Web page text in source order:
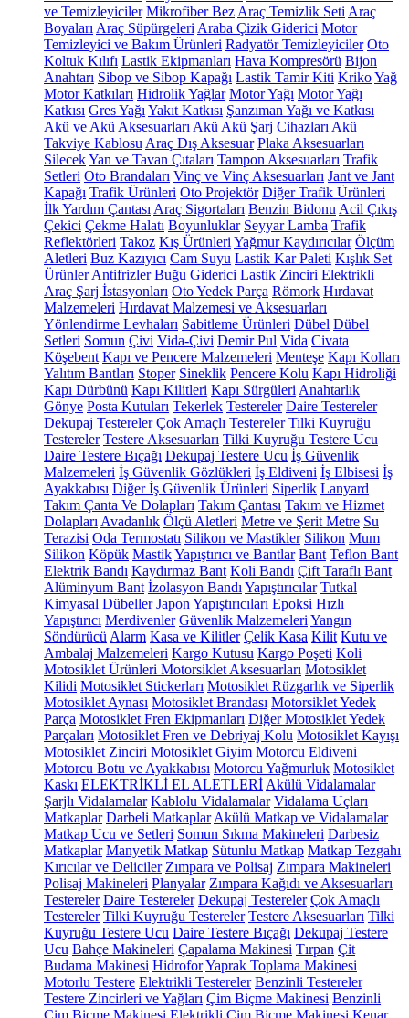
ve Temizleyiciler Mikrofiber Bez Araç Temizlik Seti Araç
Boyaları Araç Süpürgeleri Araba Çizik Giderici Motor
Temizleyici ve Bakım Ürünleri Radyatör Temizleyiciler Oto
Koltuk Kılıfı Lastik Ekipmanları Hava Kompresörü Bijon
Anahtarı Sibop ve Sibop Kapağı Lastik Tamir Kiti KrikoYağ
Motor Katkıları Hidrolik Yağlar Motor Yağı Motor Yağı
Katkısı Gres Yağı Yakıt Katkısı Şanzıman Yağı ve Katkısı
Akü ve Akü Aksesuarları Akü Akü Şarj Cihazları Akü
Takviye Kablosu Araç Dış Aksesuar Plaka Aksesuarları
SilecekYan ve Tavan Çıtaları Tampon Aksesuarları Trafik
Setleri Oto Brandaları Vinç ve Vinç Aksesuarları Jant ve Jant
Kapağı Trafik Ürünleri Oto Projektör Diğer Trafik Ürünleri
İlk Yardım Çantası Araç Sigortaları Benzin Bidonu Acil Çıkış
Çekici Çekme Halatı Boyunluklar Seyyar Lamba Trafik
Reflektörleri Takoz Kış Ürünleri Yağmur Kaydırıcılar Ölçüm
Aletleri Buz Kazıyıcı Cam Suyu Lastik Kar Paleti Kışlık Set
Ürünler Antifrizler Buğu Giderici Lastik Zinciri Elektrikli
Araç Şarj İstasyonları Oto Yedek Parça Römork Hırdavat
Malzemeleri Hırdavat Malzemesi ve Aksesuarları
Yönlendirme Levhaları Sabitleme Ürünleri Dübel Dübel
Setleri Somun Çivi Vida-Çivi Demir Pul Vida Civata
Köşebent Kapı ve Pencere Malzemeleri Menteşe Kapı Kolları
Yalıtım Bantları Stoper Sineklik Pencere Kolu Kapı Hidroliği
Kapı Dürbünü Kapı Kilitleri Kapı Sürgüleri Anahtarlık
Gönye Posta Kutuları Tekerlek Testereler Daire Testereler
Dekupaj Testereler Çok Amaçlı Testereler Tilki Kuyruğu
Testereler Testere Aksesuarları Tilki Kuyruğu Testere Ucu
Daire Testere Bıçağı Dekupaj Testere Ucu İş Güvenlik
Malzemeleri İş Güvenlik Gözlükleri İş Eldiveni İş Elbisesi İş
Ayakkabısı Diğer İş Güvenlik Ürünleri Siperlik Lanyard
Takım Çanta Ve Dolapları Takım Çantası Takım ve Hizmet
Dolapları Avadanlık Ölçü Aletleri Metre ve Şerit Metre Su
Terazisi Oda Termostatı Silikon ve Mastikler Silikon Mum
Silikon Köpük MastikYapıştırıcı ve Bantlar Bant Teflon Bant
Elektrik Bandı Kaydırmaz Bant Koli Bandı Çift Taraflı Bant
Alüminyum Bant İzolasyon Bandı Yapıştırıcılar Tutkal
Kimyasal Dübeller Japon Yapıştırıcıları Epoksi Hızlı
Yapıştırıcı Merdivenler Güvenlik Malzemeleri Yangın
Söndürücü Alarm Kasa ve Kilitler Çelik Kasa Kilit Kutu ve
Ambalaj Malzemeleri Kargo Kutusu Kargo Poşeti Koli
Motosiklet Ürünleri Motorsiklet Aksesuarları Motosiklet
Kilidi Motosiklet Stickerları Motosiklet Rüzgarlık ve Siperlik
Motosiklet Aynası Motosiklet Brandası Motorsiklet Yedek
Parça Motosiklet Fren Ekipmanları Diğer Motosiklet Yedek
Parçaları Motosiklet Fren ve Debriyaj Kolu Motosiklet Kayışı
Motosiklet Zinciri Motosiklet Giyim Motorcu Eldiveni
Motorcu Botu ve Ayakkabısı Motorcu Yağmurluk Motosiklet
Kaskı ELEKTRİKLİ EL ALETLERİ Akülü Vidalamalar
Şarjlı Vidalamalar Kablolu Vidalamalar Vidalama Uçları
Matkaplar Darbeli Matkaplar Akülü Matkap ve Vidalamalar
Matkap Ucu ve Setleri Somun Sıkma Makineleri Darbesiz
Matkaplar Manyetik Matkap Sütunlu Matkap Matkap Tezgahı
Kırıcılar ve Deliciler Zımpara ve Polisaj Zımpara Makineleri
Polisaj Makineleri Planyalar Zımpara Kağıdı ve Aksesuarları
Testereler Daire Testereler Dekupaj Testereler Çok Amaçlı
Testereler Tilki Kuyruğu Testereler Testere Aksesuarları Tilki
Kuyruğu Testere Ucu Daire Testere Bıçağı Dekupaj Testere
Ucu Bahçe Makineleri Çapalama Makinesi Tırpan Çit
Budama Makinesi HidroforYaprak Toplama Makinesi
Motorlu Testere Elektrikli Testereler Benzinli Testereler
Testere Zincirleri ve Yağları Çim Biçme Makinesi Benzinli
Çim Biçme Makinesi Elektrikli Çim Biçme Makinesi Kenar